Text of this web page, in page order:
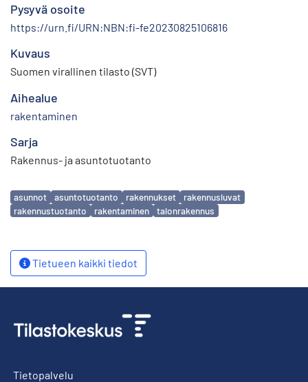
Pysyvä osoite
https://urn.fi/URN:NBN:fi-fe20230825106816
Kuvaus
Suomen virallinen tilasto (SVT)
Aihealue
rakentaminen
Sarja
Rakennus- ja asuntotuotanto
Avainsanat
asunnot asuntotuotanto rakennukset
rakennusluvat
rakennustuotanto
rakentaminen talonrakennus
Tietueen kaikki tiedot
Tietopalvelu